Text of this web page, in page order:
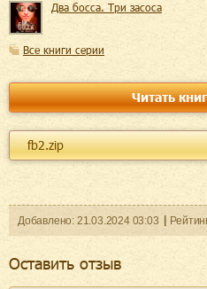
Два босса. Три засоса
Все книги серии
Читать
fb2.zip
Добавленo: 21.03.2024 03:03
Оcтавить отзыв